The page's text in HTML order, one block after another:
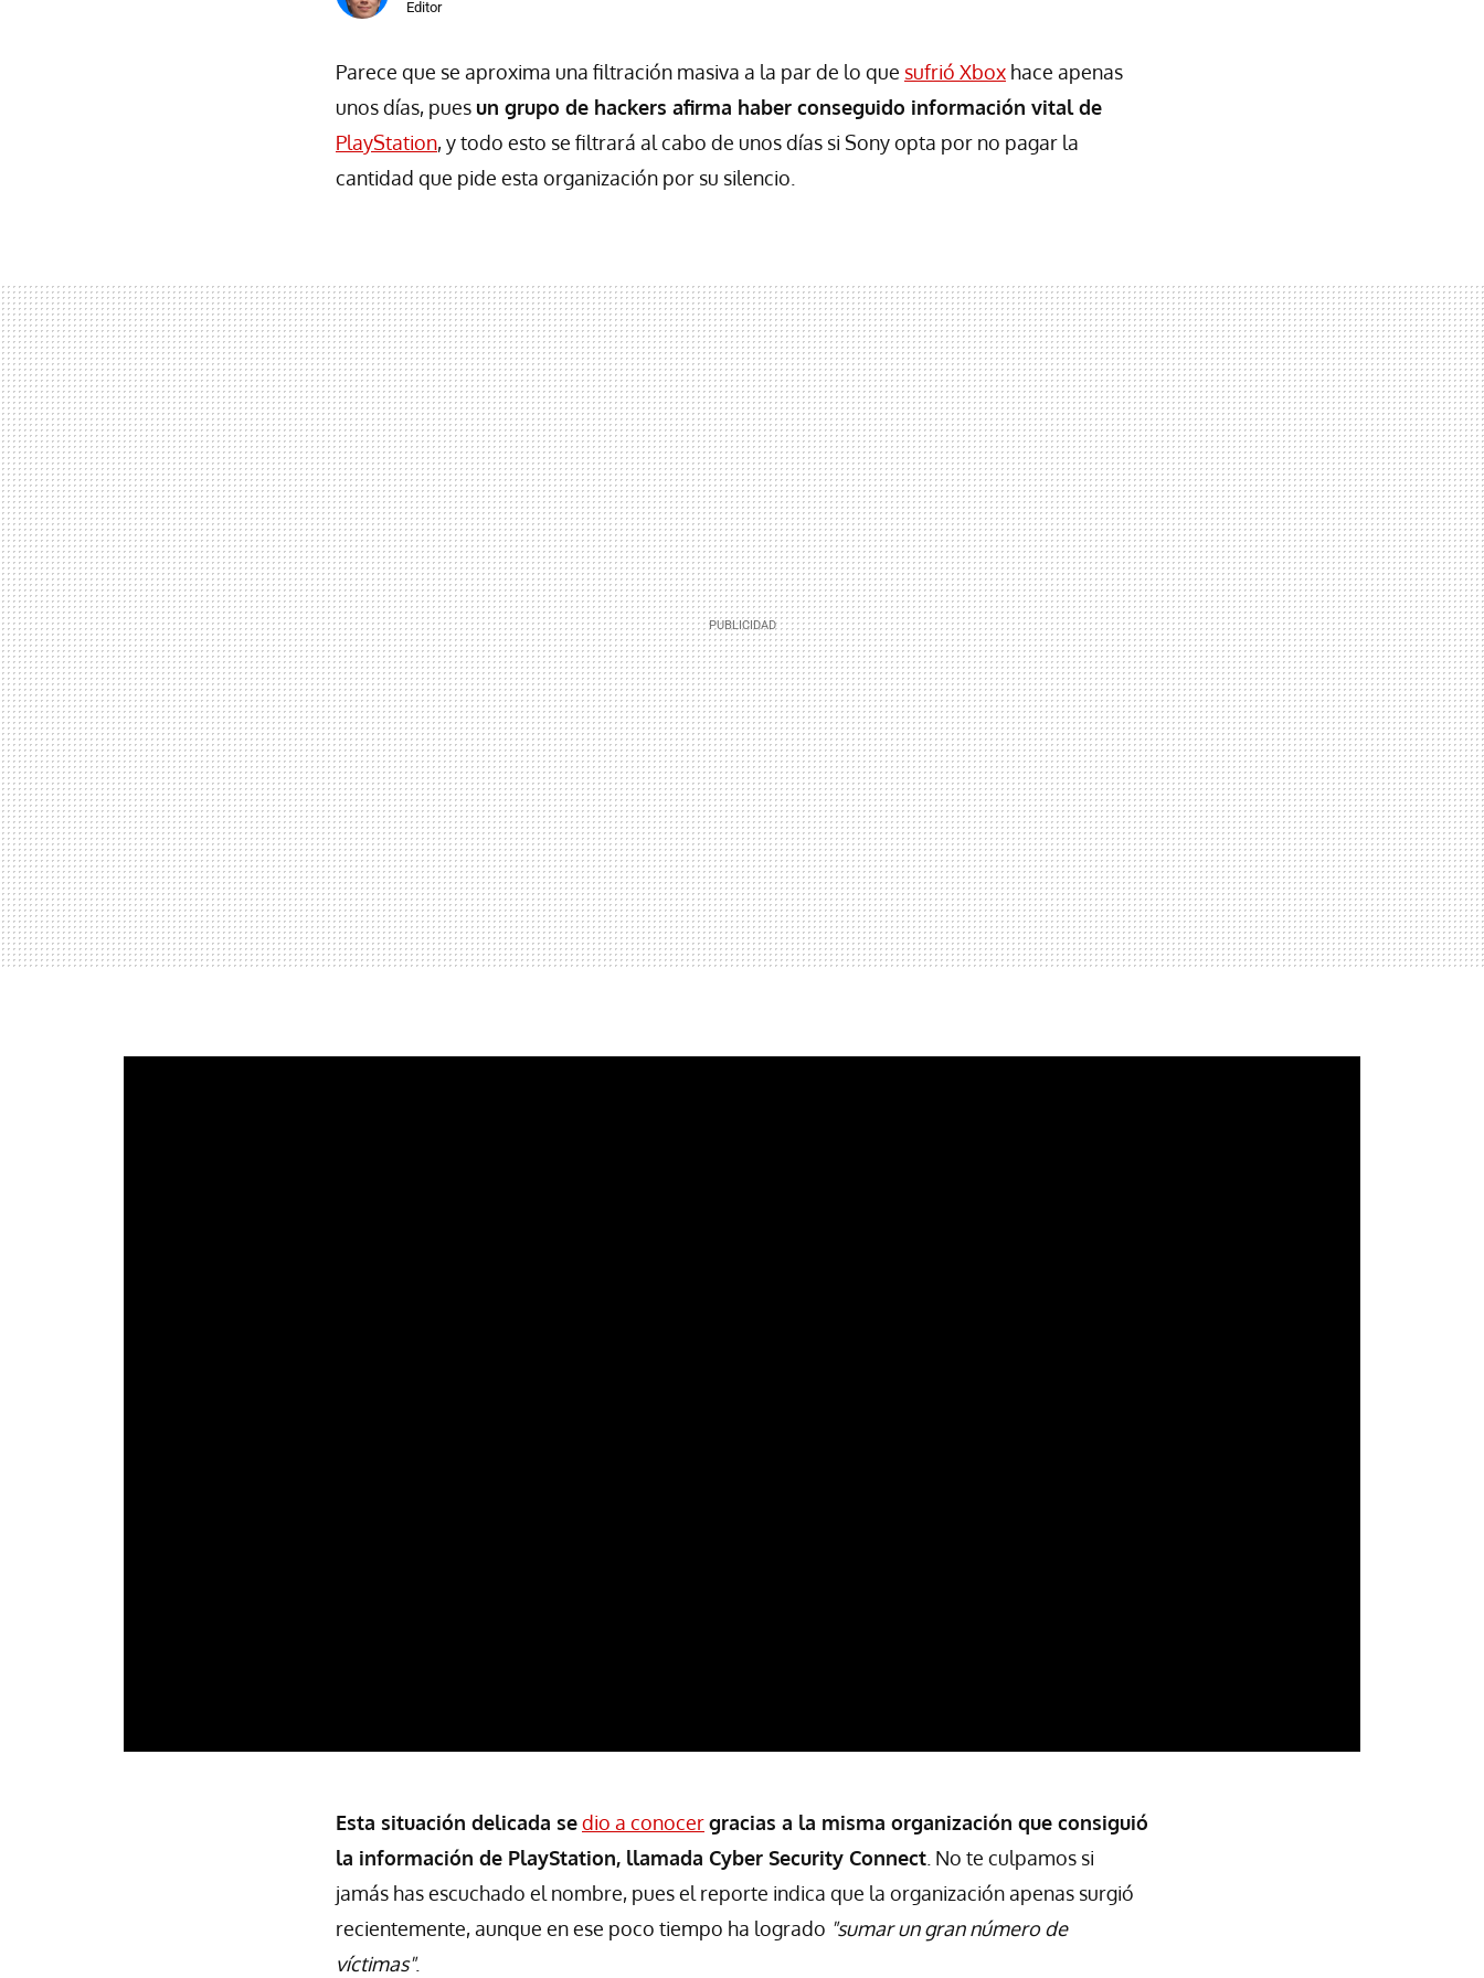
Editor
Parece que se aproxima una filtración masiva a la par de lo que sufrió Xbox hace apenas
unos días, pues un grupo de hackers afirma haber conseguido información vital de
PlayStation, y todo esto se filtrará al cabo de unos días si Sony opta por no pagar la
cantidad que pide esta organización por su silencio.
Esta situación delicada sedio a conocergracias a la misma organización que consiguió
la información de PlayStation, llamada Cyber Security Connect . No te culpamos si
jamás has escuchado el nombre, pues el reporte indica que la organización apenas surgió
recientemente, aunque en ese poco tiempo ha logrado "sumar un gran número de
víctimas".